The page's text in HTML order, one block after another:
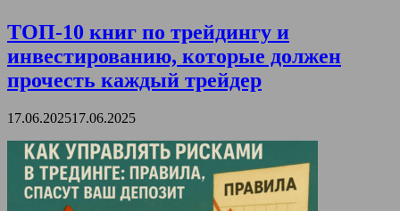
ТОП-10 книг по трейдингу и
инвестированию, которые должен
прочесть каждый трейдер
17.06.202517.06.2025